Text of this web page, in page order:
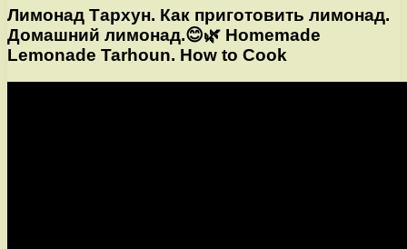
Лимонад Тархун. Как приготовить лимонад.
Домашний лимонад.😊🌿 Homemade
Lemonade Tarhoun. How to Cook